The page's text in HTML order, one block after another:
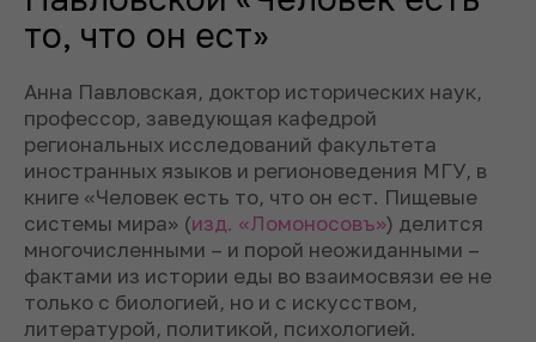
то, что он ест»
Анна Павловская, доктор исторических наук,
профессор, заведующая кафедрой
региональных исследований факультета
иностранных языков и регионоведения МГУ, в
книге «Человек есть то, что он ест. Пищевые
системы мира» (изд. «Ломоносовъ») делится
многочисленными – и порой неожиданными –
фактами из истории еды во взаимосвязи ее не
только с биологией, но и с искусством,
литературой, политикой, психологией.